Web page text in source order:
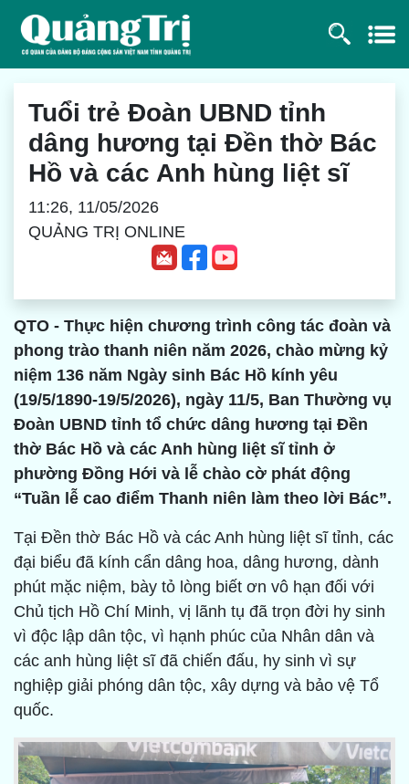
Tuổi trẻ Đoàn UBND tỉnh
dâng hương tại Đền thờ Bác
Hồ và các Anh hùng liệt sĩ
11:26, 11/05/2026
QUẢNG TRỊ ONLINE
QTO - Thực hiện chương trình công tác đoàn và
phong trào thanh niên năm 2026, chào mừng kỷ
niệm 136 năm Ngày sinh Bác Hồ kính yêu
(19/5/1890-19/5/2026), ngày 11/5, Ban Thường vụ
Đoàn UBND tỉnh tổ chức dâng hương tại Đền
thờ Bác Hồ và các Anh hùng liệt sĩ tỉnh ở
phường Đồng Hới và lễ chào cờ phát động
“Tuần lễ cao điểm Thanh niên làm theo lời Bác”.
Tại Đền thờ Bác Hồ và các Anh hùng liệt sĩ tỉnh, các
đại biểu đã kính cẩn dâng hoa, dâng hương, dành
phút mặc niệm, bày tỏ lòng biết ơn vô hạn đối với
Chủ tịch Hồ Chí Minh, vị lãnh tụ đã trọn đời hy sinh
vì độc lập dân tộc, vì hạnh phúc của Nhân dân và
các anh hùng liệt sĩ đã chiến đấu, hy sinh vì sự
nghiệp giải phóng dân tộc, xây dựng và bảo vệ Tổ
quốc.